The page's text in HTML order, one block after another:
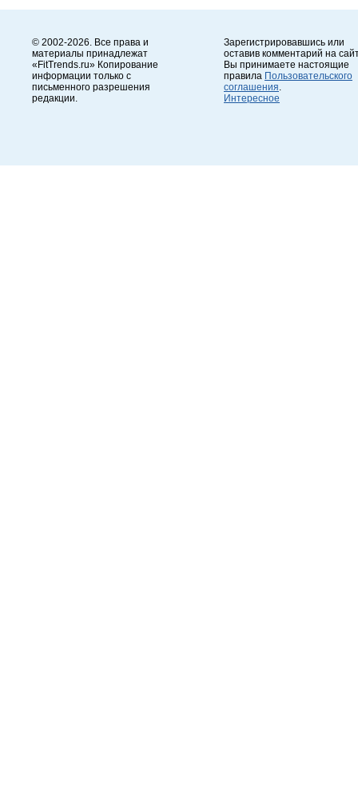
© 2002-2026. Все права и
материалы принадлежат
«FitTrends.ru» Копирование
информации только с
письменного разрешения
редакции.
Зарегистрировавшись или
оставив комментарий на
Вы принимаете настоящие
правила Пользовательского
соглашения
Интересное